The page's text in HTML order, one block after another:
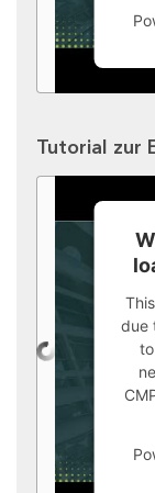
Tutorial zur
due